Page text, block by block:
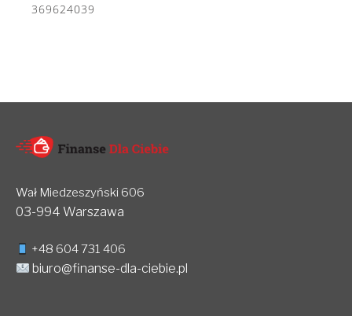
369624039
Wał Miedzeszyński 606
03-994 Warszawa
+48 604 731 406
biuro@finanse-dla-ciebie.pl